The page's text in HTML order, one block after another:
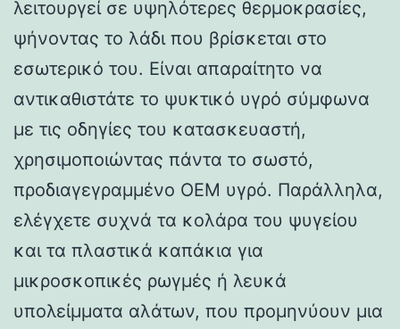
λειτουργεί σε υψηλότερες θερμοκρασίες,
ψήνοντας το λάδι που βρίσκεται στο
εσωτερικό του. Είναι απαραίτητο να
αντικαθιστάτε το ψυκτικό υγρό σύμφωνα
με τις οδηγίες του κατασκευαστή,
χρησιμοποιώντας πάντα το σωστό,
προδιαγεγραμμένο OEM υγρό. Παράλληλα,
ελέγχετε συχνά τα κολάρα του ψυγείου
και τα πλαστικά καπάκια για
μικροσκοπικές ρωγμές ή λευκά
υπολείμματα αλάτων, που προμηνύουν μια